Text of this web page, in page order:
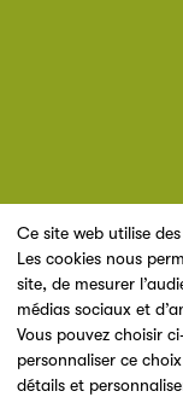
Ce site web utilise
Les cookies nous
site, de mesurer
médias sociaux et
Vous pouvez choisir
personnaliser ce
détails et